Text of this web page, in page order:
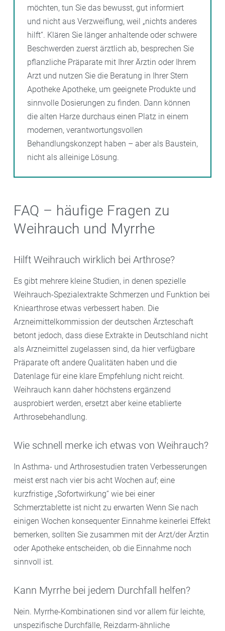
möchten, tun Sie das bewusst, gut informiert
und nicht aus Verzweiflung, weil „nichts anderes
hilft“. Klären Sie länger anhaltende oder schwere
Beschwerden zuerst ärztlich ab, besprechen Sie
pflanzliche Präparate mit Ihrer Ärztin oder Ihrem
Arzt und nutzen Sie die Beratung in Ihrer Stern
Apotheke Apotheke, um geeignete Produkte und
sinnvolle Dosierungen zu finden. Dann können
die alten Harze durchaus einen Platz in einem
modernen, verantwortungsvollen
Behandlungskonzept haben – aber als Baustein,
nicht als alleinige Lösung.
FAQ – häufige Fragen zu
Weihrauch und Myrrhe
Hilft Weihrauch wirklich bei Arthrose?
Es gibt mehrere kleine Studien, in denen spezielle
Weihrauch-Spezialextrakte Schmerzen und Funktion bei
Kniearthrose etwas verbessert haben. Die
Arzneimittelkommission der deutschen Ärzteschaft
betont jedoch, dass diese Extrakte in Deutschland nicht
als Arzneimittel zugelassen sind, da hier verfügbare
Präparate oft andere Qualitäten haben und die
Datenlage für eine klare Empfehlung nicht reicht.
Weihrauch kann daher höchstens ergänzend
ausprobiert werden, ersetzt aber keine etablierte
Arthrosebehandlung.
Wie schnell merke ich etwas von Weihrauch?
In Asthma- und Arthrosestudien traten Verbesserungen
meist erst nach vier bis acht Wochen auf; eine
kurzfristige „Sofortwirkung“ wie bei einer
Schmerztablette ist nicht zu erwarten Wenn Sie nach
einigen Wochen konsequenter Einnahme keinerlei Effekt
bemerken, sollten Sie zusammen mit der Arzt/der Ärztin
oder Apotheke entscheiden, ob die Einnahme noch
sinnvoll ist.
Kann Myrrhe bei jedem Durchfall helfen?
Nein. Myrrhe-Kombinationen sind vor allem für leichte,
unspezifische Durchfälle, Reizdarm-ähnliche